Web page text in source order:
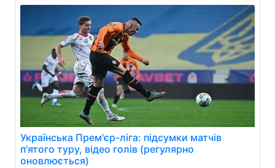
Українська Прем'єр-ліга: підсумки матчів
п'ятого туру, відео голів (регулярно
оновлюється)